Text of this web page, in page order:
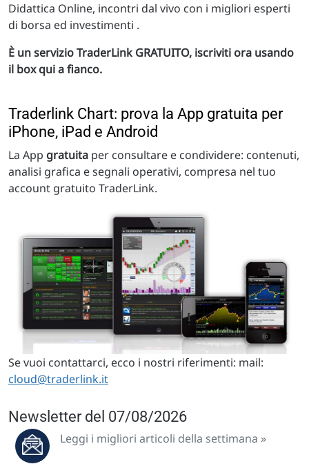
Didattica Online, incontri dal vivo con i migliori esperti
di borsa ed investimenti .
È un servizio TraderLink GRATUITO, iscriviti ora usando
il box qui a fianco.
Traderlink Chart: prova la App gratuita per
iPhone, iPad e Android
La App gratuita per consultare e condividere: contenuti,
analisi grafica e segnali operativi, compresa nel tuo
account gratuito TraderLink.
Se vuoi contattarci, ecco i nostri riferimenti: mail:
cloud@traderlink.it
Newsletter del 07/08/2026
Leggi i migliori articoli della settimana »